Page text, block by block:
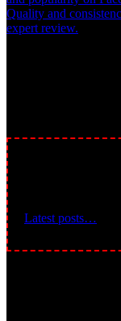
Quality and
expert review.
Latest posts…